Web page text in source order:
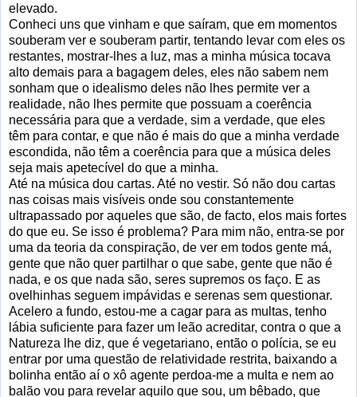
elevado.
Conheci uns que vinham e que saíram, que em momentos
souberam ver e souberam partir, tentando levar com eles os
restantes, mostrar-lhes a luz, mas a minha música tocava
alto demais para a bagagem deles, eles não sabem nem
sonham que o idealismo deles não lhes permite ver a
realidade, não lhes permite que possuam a coerência
necessária para que a verdade, sim a verdade, que eles
têm para contar, e que não é mais do que a minha verdade
escondida, não têm a coerência para que a música deles
seja mais apetecível do que a minha.
Até na música dou cartas. Até no vestir. Só não dou cartas
nas coisas mais visíveis onde sou constantemente
ultrapassado por aqueles que são, de facto, elos mais fortes
do que eu. Se isso é problema? Para mim não, entra-se por
uma da teoria da conspiração, de ver em todos gente má,
gente que não quer partilhar o que sabe, gente que não é
nada, e os que nada são, seres supremos os faço. E as
ovelhinhas seguem impávidas e serenas sem questionar.
Acelero a fundo, estou-me a cagar para as multas, tenho
lábia suficiente para fazer um leão acreditar, contra o que a
Natureza lhe diz, que é vegetariano, então o polícia, se eu
entrar por uma questão de relatividade restrita, baixando a
bolinha então aí o xô agente perdoa-me a multa e nem ao
balão vou para revelar aquilo que sou, um bêbado, que